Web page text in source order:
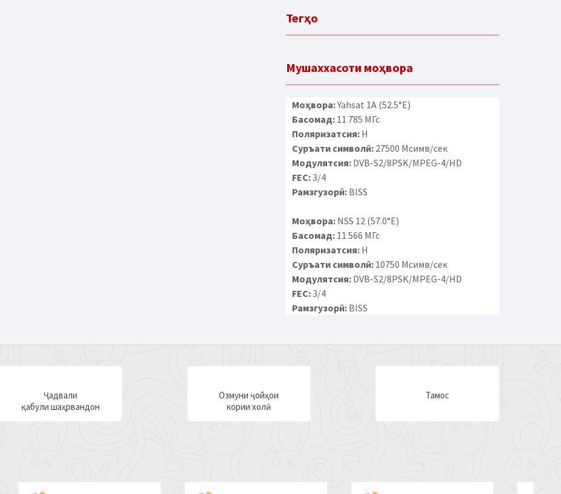
Тегҳо
Мушаххасоти моҳвора
Моҳвора:Yahsat 1A (52.5°E)
Басомад:11 785 МГс
Поляризатсия:H
Суръати символӣ:27500 Мсимв/сек
Модулятсия:DVB-S2/8PSK/MPEG-4/HD
FEC:3/4
Рамзгузорӣ:BISS
Моҳвора:NSS 12 (57.0°E)
Басомад:11 566 МГс
Поляризатсия:H
Суръати символӣ:10750 Мсимв/сек
Модулятсия:DVB-S2/8PSK/MPEG-4/HD
FEC:3/4
Рамзгузорӣ:BISS
Ҷадвали
қабули шаҳрвандон
Озмуни ҷойҳои
кории холӣ
Тамос